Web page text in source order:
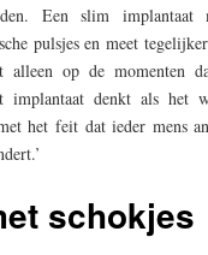
Een slim implantaat
pulsjes en meet
alleen op de momenten
denkt als het
het feit dat ieder mens
schokjes